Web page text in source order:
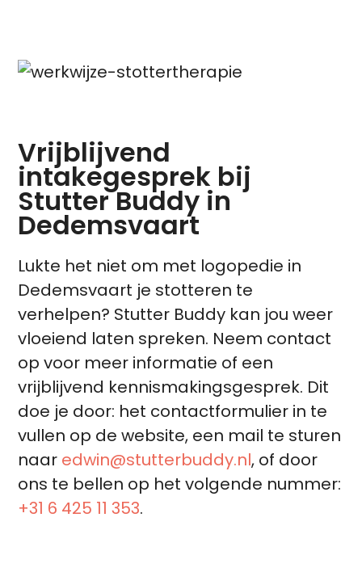
Vrijblijvend
intakegesprek bij
Stutter Buddy in
Dedemsvaart
Lukte het niet om met logopedie in
Dedemsvaart je stotteren te
verhelpen? Stutter Buddy kan jou weer
vloeiend laten spreken. Neem contact
op voor meer informatie of een
vrijblijvend kennismakingsgesprek. Dit
doe je door: het contactformulier in te
vullen op de website, een mail te sturen
naar edwin@stutterbuddy.nl, of door
ons te bellen op het volgende nummer:
+31 6 425 11 353.